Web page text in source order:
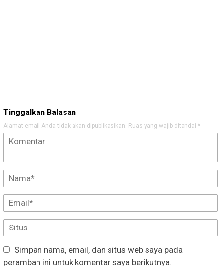
Tinggalkan Balasan
Alamat email Anda tidak akan dipublikasikan. Ruas yang wajib ditandai *
Simpan nama, email, dan situs web saya pada
peramban ini untuk komentar saya berikutnya.